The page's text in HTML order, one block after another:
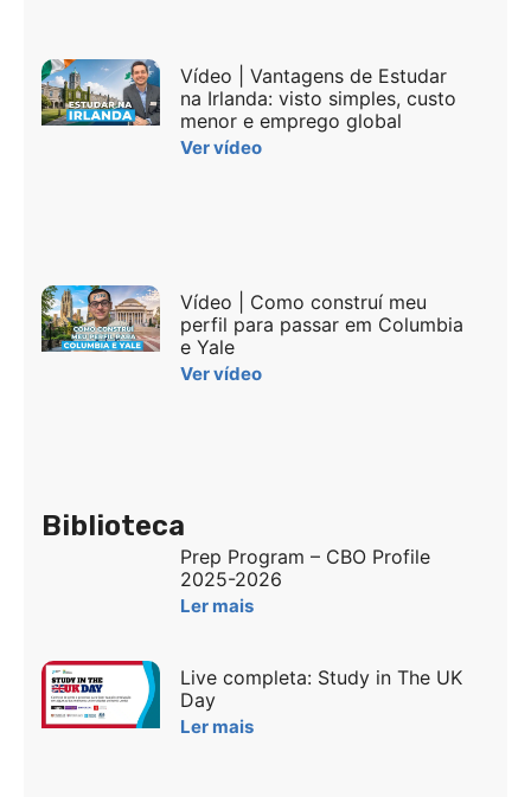
Vídeo | Vantagens de Estudar
na Irlanda: visto simples, custo
menor e emprego global
Ver vídeo
Vídeo | Como construí meu
perfil para passar em Columbia
e Yale
Ver vídeo
Biblioteca
Prep Program – CBO Profile
2025-2026
Ler mais
Live completa: Study in The UK
Day
Ler mais